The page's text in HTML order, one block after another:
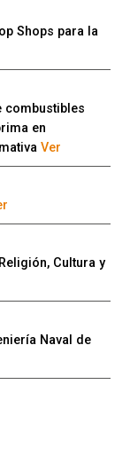
Shops para la
en
Ver
Cultura y
Naval de